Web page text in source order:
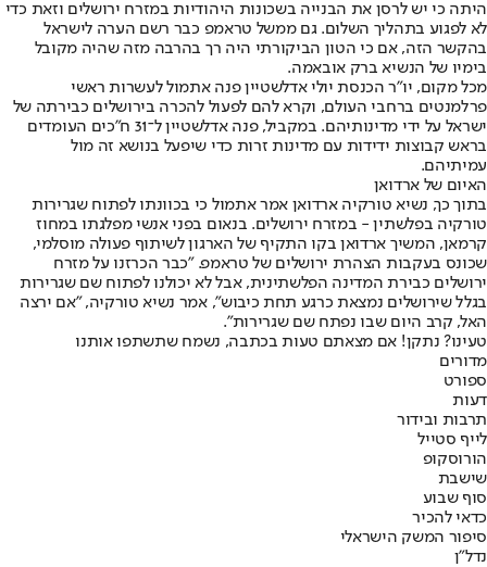
היתה כי יש לרסן את הבנייה בשכונות היהודיות במזרח ירושלים וזאת כדי
לא לפגוע בתהליך השלום. גם ממשל טראמפ כבר רשם הערה לישראל
בהקשר הזה, אם כי הטון הביקורתי היה רך בהרבה מזה שהיה מקובל
בימיו של הנשיא ברק אובאמה.
מכל מקום, יו"ר הכנסת יולי אדלשטיין פנה אתמול לעשרות ראשי
פרלמנטים ברחבי העולם, וקרא להם לפעול להכרה בירושלים כבירתה של
ישראל על ידי מדינותיהם. במקביל, פנה אדלשטיין ל־31 ח"כים העומדים
בראש קבוצות ידידות עם מדינות זרות כדי שיפעל בנושא זה מול
עמיתיהם.
האיום של ארדואן
בתוך כך, נשיא טורקיה ארדואן אמר אתמול כי בכוונתו לפתוח שגרירות
טורקיה בפלשתין - במזרח ירושלים. בנאום בפני אנשי מפלגתו במחוז
קרמאן, המשיך ארדואן בקו התקיף של הארגון לשיתוף פעולה מוסלמי,
שכונס בעקבות הצהרת ירושלים של טראמפ. "כבר הכרזנו על מזרח
ירושלים כבירת המדינה הפלשתינית, אבל לא יכולנו לפתוח שם שגרירות
בגלל שירושלים נמצאת כרגע תחת כיבוש", אמר נשיא טורקיה, "אם ירצה
האל, קרב היום שבו נפתח שם שגרירות".
טעינו? נתקן! אם מצאתם טעות בכתבה, נשמח שתשתפו אותנו
מדורים
ספורט
דעות
תרבות ובידור
לייף סטייל
הורוסקופ
שישבת
סוף שבוע
כדאי להכיר
סיפור המשק הישראלי
נדל"ן